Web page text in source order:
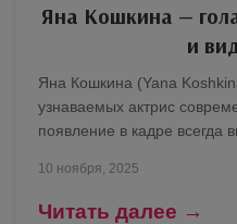
Яна Кошкина —
и
Яна Кошкина (Yana
узнаваемых актрис
появление в кадре всегда
10 ноября, 2025
Читать далее →